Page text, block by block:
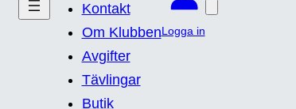
Kontakt
Om Klubben
Avgifter
Tävlingar
Butik
Logga in